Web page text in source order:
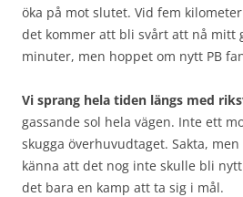
öka på mot slutet. Vid fem
det kommer att bli svårt att nå mitt
minuter, men hoppet om nytt PB
Vi sprang hela tiden längs med
gassande sol hela vägen. Inte ett
skugga överhuvudtaget. Sakta,
känna att det nog inte skulle bli
det bara en kamp att ta sig i mål.